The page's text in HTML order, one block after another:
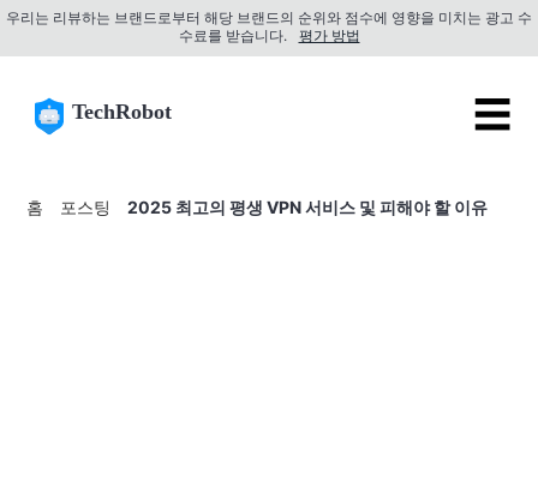
우리는 리뷰하는 브랜드로부터 해당 브랜드의 순위와 점수에 영향을 미치는 광고 수
수료를 받습니다.
평가 방법
TechRobot ☰
홈 포스팅 2025 최고의 평생 VPN 서비스 및 피해야 할 이유